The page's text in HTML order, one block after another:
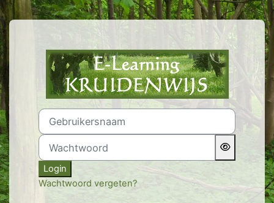
Ga naar hoofdinhoud
Login op Kruidenwijs 13
Gebruikersnaam
Wachtwoord
Login
Wachtwoord vergeten?